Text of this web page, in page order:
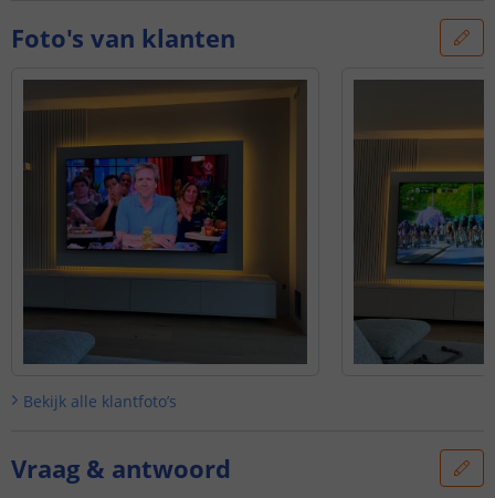
Foto's van klanten
Bekijk alle klantfoto’s
Vraag & antwoord